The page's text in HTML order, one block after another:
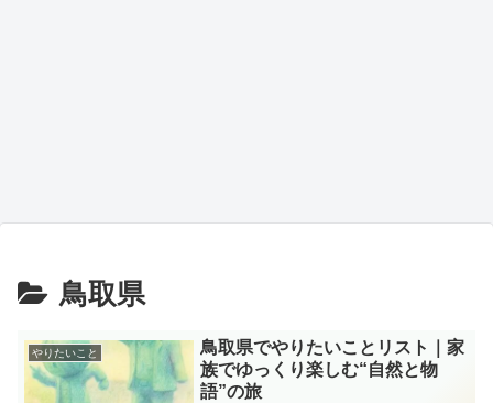
鳥取県
やりたいこと
鳥取県でやりたいことリスト｜家
族でゆっくり楽しむ“自然と物
語”の旅